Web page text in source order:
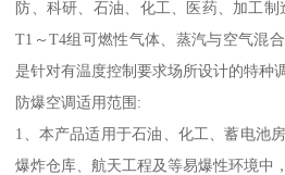
防、科研、石油、化工、医药、加工制
T1～T4组可燃性气体、蒸汽与空气混
是针对有温度控制要求场所设计的特种
防爆空调适用范围:
1、本产品适用于石油、化工、蓄电池
爆炸仓库、航天工程及等易爆性环境中